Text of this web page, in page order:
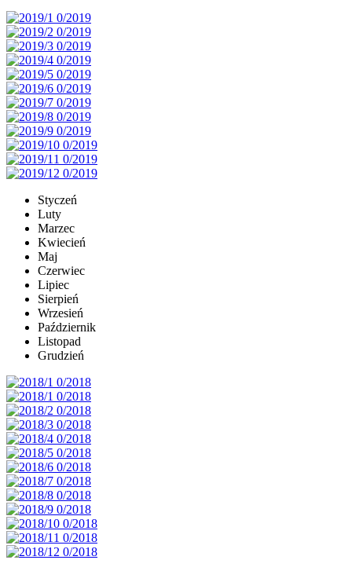
Styczeń
Luty
Marzec
Kwiecień
Maj
Czerwiec
Lipiec
Sierpień
Wrzesień
Październik
Listopad
Grudzień